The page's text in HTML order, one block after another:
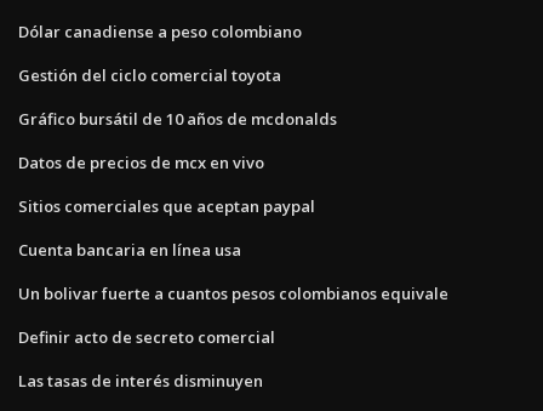
Dólar canadiense a peso colombiano
Gestión del ciclo comercial toyota
Gráfico bursátil de 10 años de mcdonalds
Datos de precios de mcx en vivo
Sitios comerciales que aceptan paypal
Cuenta bancaria en línea usa
Un bolivar fuerte a cuantos pesos colombianos equivale
Definir acto de secreto comercial
Las tasas de interés disminuyen